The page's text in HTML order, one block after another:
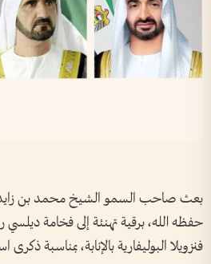
بعث صاحب السمو الشيخ محمد بن زايد
حفظه الله، برقية تهنئة إلى فخامة
فنزويلا البوليفارية بالإنابة، بمناسبة ذكرى